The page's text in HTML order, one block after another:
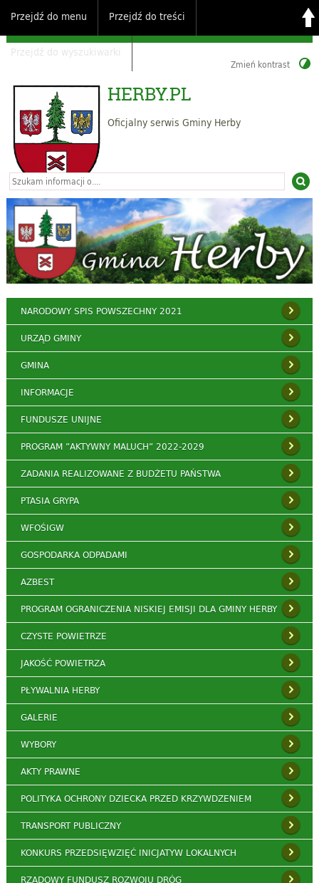
Przejdź do menu Przejdź do treści
Przejdź do wyszukiwarki
Zmień kontrast
HERBY.PL
Oficjalny serwis Gminy Herby
NARODOWY SPIS POWSZECHNY 2021
URZĄD GMINY
GMINA
INFORMACJE
FUNDUSZE UNIJNE
PROGRAM ”AKTYWNY MALUCH” 2022-2029
ZADANIA REALIZOWANE Z BUDŻETU PAŃSTWA
PTASIA GRYPA
WFOŚIGW
GOSPODARKA ODPADAMI
AZBEST
PROGRAM OGRANICZENIA NISKIEJ EMISJI DLA GMINY HERBY
CZYSTE POWIETRZE
JAKOŚĆ POWIETRZA
PŁYWALNIA HERBY
GALERIE
WYBORY
AKTY PRAWNE
POLITYKA OCHRONY DZIECKA PRZED KRZYWDZENIEM
TRANSPORT PUBLICZNY
KONKURS PRZEDSIĘWZIĘĆ INICJATYW LOKALNYCH
RZĄDOWY FUNDUSZ ROZWOJU DRÓG